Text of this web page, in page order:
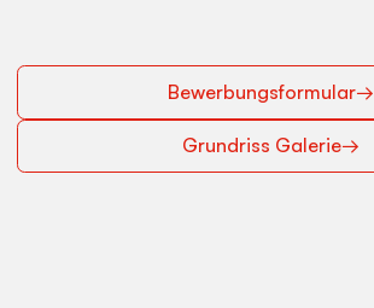
Bewerbungsformular→
Grundriss Galerie→